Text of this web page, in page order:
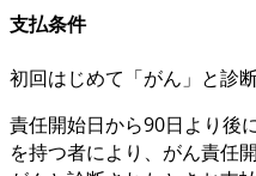
支払条件
初回はじめて「がん」と診
責任開始日から90日より後
を持つ者により、がん責任